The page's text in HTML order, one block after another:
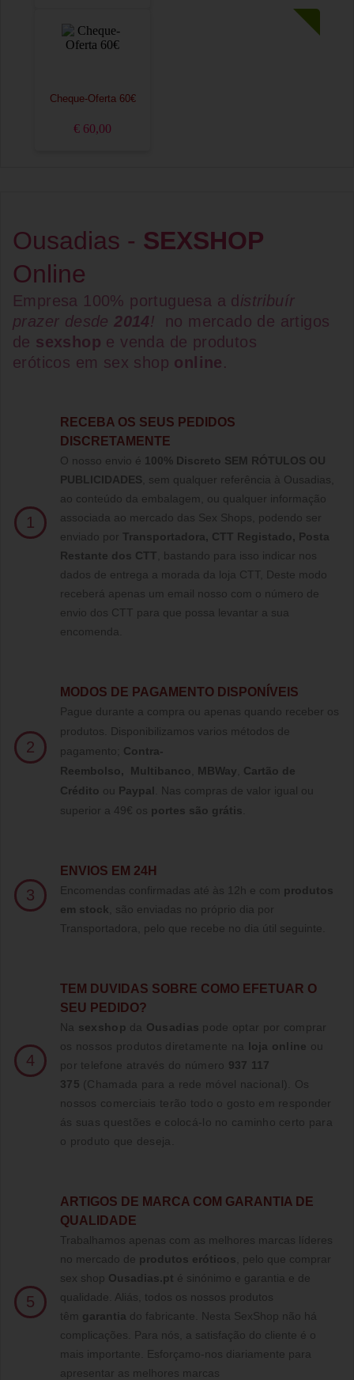
Cheque-Oferta 60€
€ 60,00
Ousadias - SEXSHOP
Online
Empresa 100% portuguesa a d istribuír
prazer desde2014!
no mercado de artigos
de sexshop e venda de produtos
eróticos em sex shop online.
1
RECEBA OS SEUS PEDIDOS
DISCRETAMENTE
O nosso envio é 100% Discreto SEM RÓTULOS OU
PUBLICIDADES , sem qualquer referência à Ousadias,
ao conteúdo da embalagem, ou qualquer informação
associada ao mercado das Sex Shops, podendo ser
enviado por Transportadora, CTT Registado, Posta
Restante dos CTT , bastando para isso indicar nos
dados de entrega a morada da loja CTT, Deste modo
receberá apenas um email nosso com o número de
envio dos CTT para que possa levantar a sua
encomenda.
2
MODOS DE PAGAMENTO DISPONÍVEIS
Pague durante a compra ou apenas quando receber os
produtos. Disponibilizamos varios métodos de
pagamento; Contra-
Reembolso, Multibanco MBWay
Cartão de
Crédito ou Paypal
Nas compras de valor igual ou
superior a 49€ os portes são grátis
3
ENVIOS EM 24H
Encomendas confirmadas até às 12h e com produtos
em stock , são enviadas no próprio dia por
Transportadora, pelo que recebe no dia útil seguinte.
4
TE M DUVIDAS SOBRE COMO EFETUAR O
SEU PEDIDO?
Na sexshop da Ousadias pode optar por comprar
os nossos produtos diretamente na loja online ou
por telefone através do número 937 117
375 (Chamada para a rede móvel nacional)
. Os
nossos comerciais terão todo o gosto em responder
ás suas questões e colocá-lo no caminho certo para
o produto que deseja.
5
ARTIGOS DE MARCA COM GARANTIA DE
QUALIDADE
Trabalhamos apenas com as melhores marcas líderes
no mercado de produtos eróticos , pelo que comprar
sex shop Ousadias.pt é sinónimo e garantia e de
qualidade. Aliás, todos os nossos produtos
têm garantia do fabricante. Nesta SexShop não há
complicações. Para nós, a satisfação do cliente é o
mais importante. Esforçamo-nos diariamente para
apresentar as melhores marcas